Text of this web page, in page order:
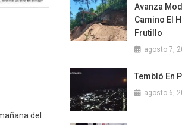
del
Avanza
Camino El
Frutillo
agosto 7,
Tembló En
agosto 6,